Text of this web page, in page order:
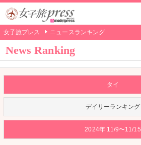
女子旅プレス ニュースランキング
News Ranking
タイ
デイリーランキング
2024年 11/9〜11/15